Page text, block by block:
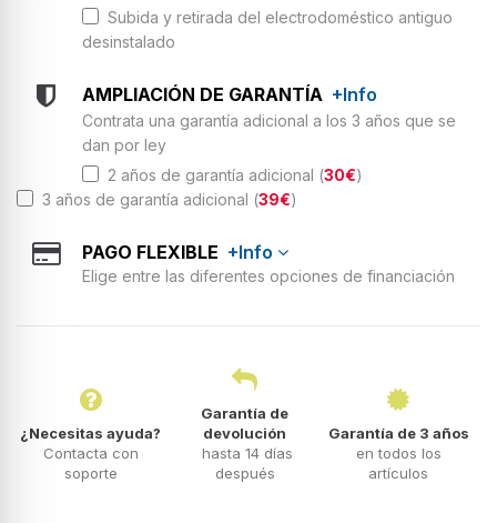
Subida y retirada del electrodoméstico antiguo
desinstalado
AMPLIACIÓN DE GARANTÍA +Info
Contrata una garantía adicional a los 3 años que se
dan por ley
2 años de garantía adicional (30€)
3 años de garantía adicional (39€)
PAGO FLEXIBLE +Info
Elige entre las diferentes opciones de financiación
¿Necesitas ayuda?
Contacta con
soporte
Garantía de
devolución
hasta 14 días
después
Garantía de 3 años
en todos los
artículos